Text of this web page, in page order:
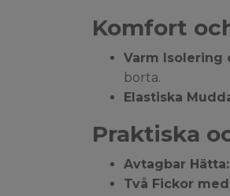
Komfort
Varm Isolering
borta.
Elastiska
Praktiska
Avtagbar Hätta:
Två Fickor